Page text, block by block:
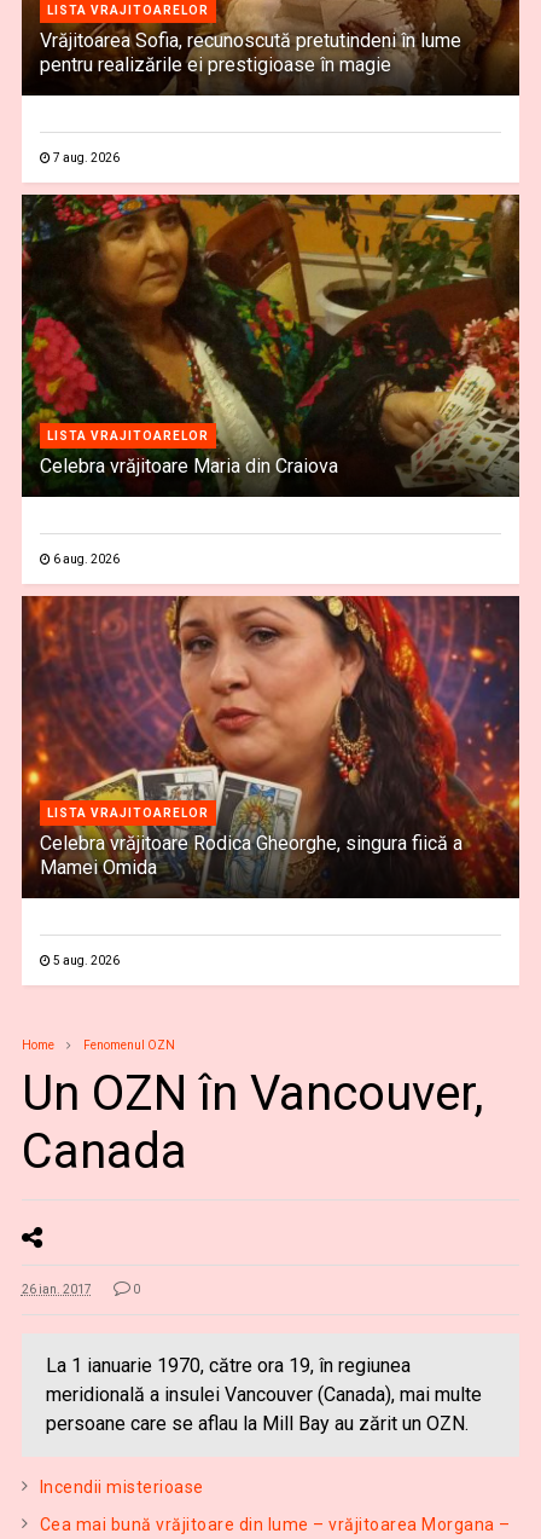
LISTA VRAJITOARELOR
Vrăjitoarea Sofia, recunoscută pretutindeni în lume
pentru realizările ei prestigioase în magie
7 aug. 2026
LISTA VRAJITOARELOR
Celebra vrăjitoare Maria din Craiova
6 aug. 2026
LISTA VRAJITOARELOR
Celebra vrăjitoare Rodica Gheorghe, singura fiică a
Mamei Omida
5 aug. 2026
Home Fenomenul OZN
Un OZN în Vancouver,
Canada
26 ian. 2017 0
La 1 ianuarie 1970, către ora 19, în regiunea
meridională a insulei Vancouver (Canada), mai multe
persoane care se aflau la Mill Bay au zărit un OZN.
Incendii misterioase
Cea mai bună vrăjitoare din lume – vrăjitoarea Morgana –